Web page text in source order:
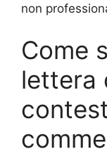
non
Come
lettera